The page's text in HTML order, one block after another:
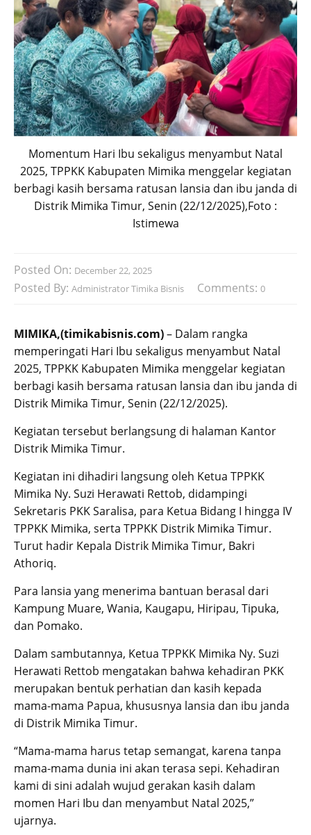
Momentum Hari Ibu sekaligus menyambut Natal
2025, TPPKK Kabupaten Mimika menggelar kegiatan
berbagi kasih bersama ratusan lansia dan ibu janda di
Distrik Mimika Timur, Senin (22/12/2025),Foto :
Istimewa
Posted On: December 22, 2025
Posted By: Administrator Timika Bisnis Comments: 0
MIMIKA,(timikabisnis.com)– Dalam rangka
memperingati Hari Ibu sekaligus menyambut Natal
2025, TPPKK Kabupaten Mimika menggelar kegiatan
berbagi kasih bersama ratusan lansia dan ibu janda di
Distrik Mimika Timur, Senin (22/12/2025).
Kegiatan tersebut berlangsung di halaman Kantor
Distrik Mimika Timur.
Kegiatan ini dihadiri langsung oleh Ketua TPPKK
Mimika Ny. Suzi Herawati Rettob, didampingi
Sekretaris PKK Saralisa, para Ketua Bidang I hingga IV
TPPKK Mimika, serta TPPKK Distrik Mimika Timur.
Turut hadir Kepala Distrik Mimika Timur, Bakri
Athoriq.
Para lansia yang menerima bantuan berasal dari
Kampung Muare, Wania, Kaugapu, Hiripau, Tipuka,
dan Pomako.
Dalam sambutannya, Ketua TPPKK Mimika Ny. Suzi
Herawati Rettob mengatakan bahwa kehadiran PKK
merupakan bentuk perhatian dan kasih kepada
mama-mama Papua, khususnya lansia dan ibu janda
di Distrik Mimika Timur.
“Mama-mama harus tetap semangat, karena tanpa
mama-mama dunia ini akan terasa sepi. Kehadiran
kami di sini adalah wujud gerakan kasih dalam
momen Hari Ibu dan menyambut Natal 2025,”
ujarnya.